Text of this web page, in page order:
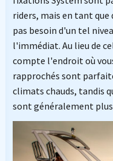
riders, mais en tant
pas besoin d'un tel
l'immédiat. Au lieu de
compte l'endroit où
rapprochés sont
climats chauds, tandis
sont généralement